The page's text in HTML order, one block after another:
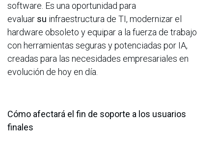
software. Es una oportunidad para
evaluar su infraestructura de TI, modernizar el
hardware obsoleto y equipar a la fuerza de trabajo
con herramientas seguras y potenciadas por IA,
creadas para las necesidades empresariales en
evolución de hoy en día.
Cómo afectará el fin de soporte a los usuarios
finales